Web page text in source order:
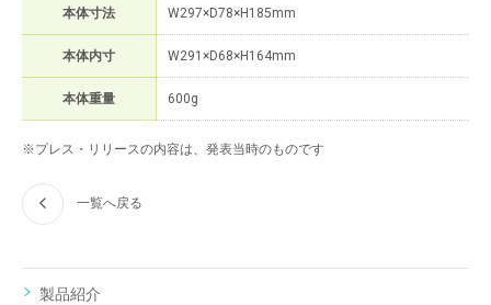
本体寸法 W297×D78×H185mm
本体内寸 W291×D68×H164mm
本体重量 600g
※プレス・リリースの内容は、発表当時のものです
一覧へ戻る
製品紹介